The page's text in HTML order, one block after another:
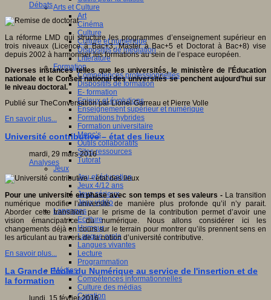
Arts et Culture
Art
Cinéma
Culture
Culture et numérique
Dispositifs de médiation
Littérature
Formation
Compétences professionnelles
Dispositifs de formation
E- formation
Enjeux et évolutions
Enseignement supérieur et numérique
Formations hybrides
Formation universitaire
Mooc’s
Outils collaboratifs
Sites ressources
Tutorat
Jeux
Jeu et éducation
Jeux 4/12 ans
Jeux sérieux
Jeux vidéo
Langages
Ecriture
Humour
Langue orale
Langues vivantes
Lecture
Programmation
Médias
Compétences informationnelles
Culture des médias
Curation
Débats
La réforme LMD qui structure les programmes d’enseignement supérieur en
trois niveaux (Licence à Bac+3, Master à Bac+5 et Doctorat à Bac+8) vise
depuis 2002 à harmoniser les formations au sein de l’espace européen.
Diverses instances telles que les universités, le ministère de l’Éducation
nationale et le Conseil national des universités se penchent aujourd’hui sur
le niveau doctoral.
Publié sur TheConversation par Lionel Garreau et Pierre Volle
En savoir plus...
Université contributive – état des lieux
mardi, 29 mars 2016
Analyses
Pour une université en phase avec son temps et ses valeurs - La transition
numérique modifie l’université de manière plus profonde qu’il n’y parait.
Aborder cette transition par le prisme de la contribution permet d’avoir une
vision émancipatrice du numérique. Nous allons considérer ici les
changements déjà en cours sur le terrain pour montrer qu’ils prennent sens en
les articulant au travers de la notion d’université contributive.
En savoir plus...
La Grande Ecole du Numérique au service de l'insertion et de
la formation